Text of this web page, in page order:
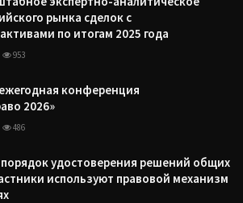
рынка сделок с
по итогам 2025 года
953
конференция
2026»
486
удостоверения решений общих
используют правовой механизм